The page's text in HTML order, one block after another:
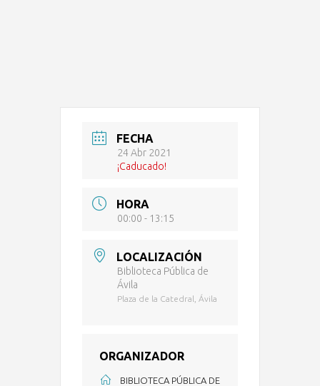
FECHA
24 Abr 2021
¡Caducado!
HORA
00:00 - 13:15
LOCALIZACIÓN
Biblioteca Pública de
Ávila
Plaza de la Catedral, Ávila
ORGANIZADOR
BIBLIOTECA PÚBLICA DE